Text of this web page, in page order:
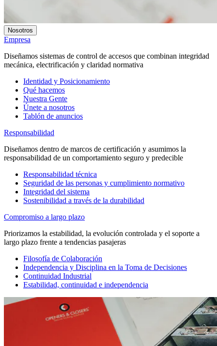
Nosotros
Empresa
Diseñamos sistemas de control de accesos que combinan integridad
mecánica, electrificación y claridad normativa
Identidad y Posicionamiento
Qué hacemos
Nuestra Gente
Únete a nosotros
Tablón de anuncios
Responsabilidad
Diseñamos dentro de marcos de certificación y asumimos la
responsabilidad de un comportamiento seguro y predecible
Responsabilidad técnica
Seguridad de las personas y cumplimiento normativo
Integridad del sistema
Sostenibilidad a través de la durabilidad
Compromiso a largo plazo
Priorizamos la estabilidad, la evolución controlada y el soporte a
largo plazo frente a tendencias pasajeras
Filosofía de Colaboración
Independencia y Disciplina en la Toma de Decisiones
Continuidad Industrial
Estabilidad, continuidad e independencia